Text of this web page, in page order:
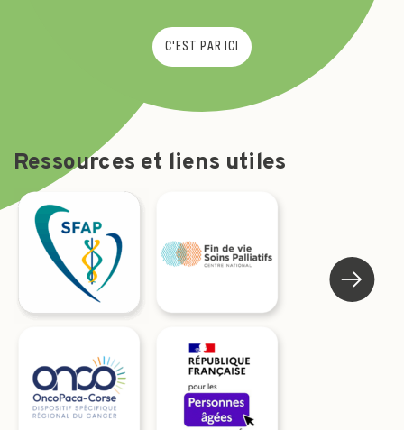
C'EST PAR ICI
Ressources et liens utiles